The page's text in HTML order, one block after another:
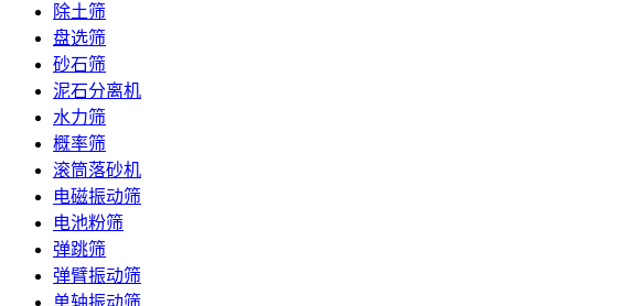
除土筛
盘选筛
砂石筛
泥石分离机
水力筛
概率筛
滚筒落砂机
电磁振动筛
电池粉筛
弹跳筛
弹臂振动筛
单轴振动筛